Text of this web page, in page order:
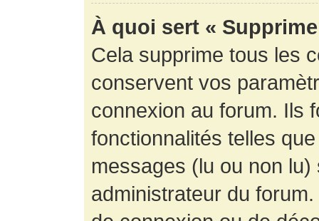
À quoi sert «
Cela supprime tous les
conservent vos
connexion au forum. Ils
fonctionnalités telles
messages (lu ou non
administrateur du